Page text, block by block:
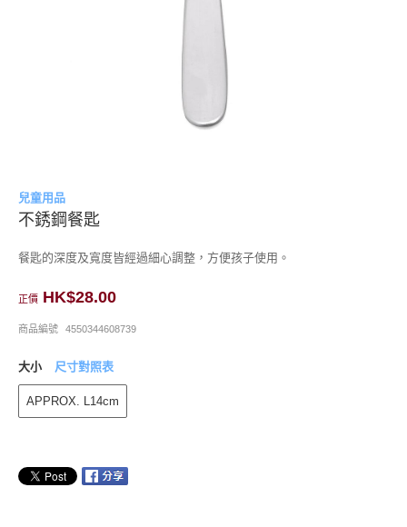
兒童用品
不銹鋼餐匙
餐匙的深度及寬度皆經過細心調整，方便孩子使用。
正價 HK$28.00
商品編號 4550344608739
大小 尺寸對照表
APPROX. L14cm